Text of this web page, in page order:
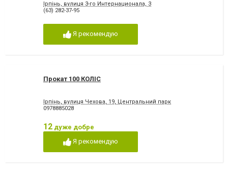
Ірпінь, вулиця 3-го Интернационала, 3
(63) 282-37-95
Я рекомендую
Прокат 100 КОЛІС
Ірпінь, вулиця Чехова, 19, Центральний парк
0978885028
12 дуже добре
Я рекомендую